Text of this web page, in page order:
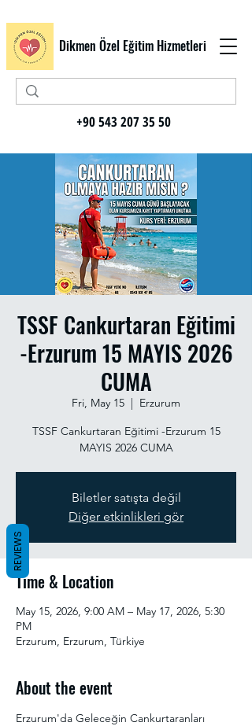
Dikmen Özel Eğitim Hizmetleri
+90 543 207 35 50
TSSF Cankurtaran Eğitimi
-Erzurum 15 MAYIS 2026
CUMA
Fri, May 15
  |
Erzurum
TSSF Cankurtaran Eğitimi -Erzurum 15
MAYIS 2026 CUMA
Biletler satışta değil
Diğer etkinlikleri gör
Time & Location
May 15, 2026, 9:00 AM – May 17, 2026, 5:30
PM
Erzurum, Erzurum, Türkiye
About the event
Erzurum'da Geleceğin Cankurtaranları
REVIEWS